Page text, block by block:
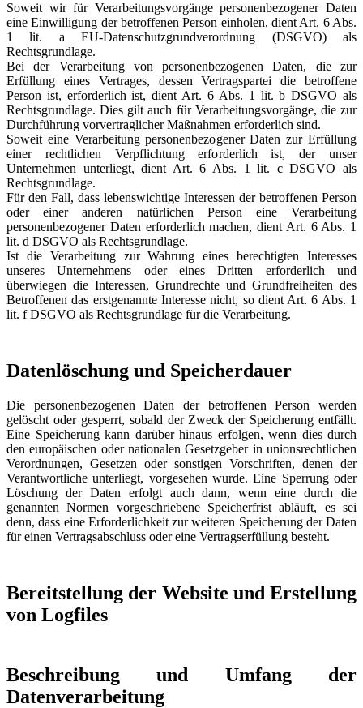
Soweit wir für Verarbeitungsvorgänge personenbezogener Daten
eine Einwilligung der betroffenen Person einholen, dient Art. 6 Abs.
1 lit. a EU-Datenschutzgrundverordnung (DSGVO) als
Rechtsgrundlage.
Bei der Verarbeitung von personenbezogenen Daten, die zur
Erfüllung eines Vertrages, dessen Vertragspartei die betroffene
Person ist, erforderlich ist, dient Art. 6 Abs. 1 lit. b DSGVO als
Rechtsgrundlage. Dies gilt auch für Verarbeitungsvorgänge, die zur
Durchführung vorvertraglicher Maßnahmen erforderlich sind.
Soweit eine Verarbeitung personenbezogener Daten zur Erfüllung
einer rechtlichen Verpflichtung erforderlich ist, der unser
Unternehmen unterliegt, dient Art. 6 Abs. 1 lit. c DSGVO als
Rechtsgrundlage.
Für den Fall, dass lebenswichtige Interessen der betroffenen Person
oder einer anderen natürlichen Person eine Verarbeitung
personenbezogener Daten erforderlich machen, dient Art. 6 Abs. 1
lit. d DSGVO als Rechtsgrundlage.
Ist die Verarbeitung zur Wahrung eines berechtigten Interesses
unseres Unternehmens oder eines Dritten erforderlich und
überwiegen die Interessen, Grundrechte und Grundfreiheiten des
Betroffenen das erstgenannte Interesse nicht, so dient Art. 6 Abs. 1
lit. f DSGVO als Rechtsgrundlage für die Verarbeitung.
Datenlöschung und Speicherdauer
Die personenbezogenen Daten der betroffenen Person werden
gelöscht oder gesperrt, sobald der Zweck der Speicherung entfällt.
Eine Speicherung kann darüber hinaus erfolgen, wenn dies durch
den europäischen oder nationalen Gesetzgeber in unionsrechtlichen
Verordnungen, Gesetzen oder sonstigen Vorschriften, denen der
Verantwortliche unterliegt, vorgesehen wurde. Eine Sperrung oder
Löschung der Daten erfolgt auch dann, wenn eine durch die
genannten Normen vorgeschriebene Speicherfrist abläuft, es sei
denn, dass eine Erforderlichkeit zur weiteren Speicherung der Daten
für einen Vertragsabschluss oder eine Vertragserfüllung besteht.
Bereitstellung der Website und Erstellung
von Logfiles
Beschreibung und Umfang der
Datenverarbeitung